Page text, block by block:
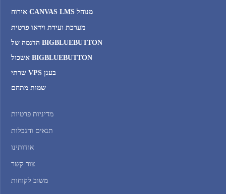
אירוח CANVAS LMS מנוהל
מערכת ועידת וידאו פרטית
הדגמה של BIGBLUEBUTTON
אשכול BIGBLUEBUTTON
שרתי VPS בענן
שמות מתחם
מדיניות פרטיות
תנאים והגבלות
אודותינו
צור קשר
משוב לקוחות